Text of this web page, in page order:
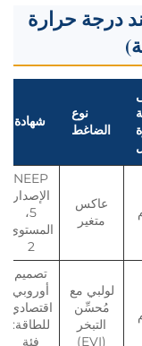
درجة حرارة
نوع
الضاغط
شهادة
عاكس
متغير
NEEP
الإصدار
5،
المستوى
2
لولبي مع
مُحسِّن
التبخر
(EVI)
تصميم
أوروبي
اقتصادي
للطاقة:
فئة